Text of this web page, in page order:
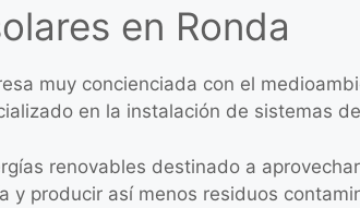
en Ronda
muy concienciada con el
en la instalación de sistemas
renovables destinado a
y producir así menos residuos